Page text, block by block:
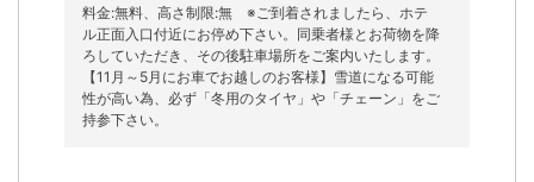
料金:無料、高さ制限:無 ※ご到着されましたら、ホテ
ル正面入口付近にお停め下さい。同乗者様とお荷物を降
ろしていただき、その後駐車場所をご案内いたします。
【11月～5月にお車でお越しのお客様】雪道になる可能
性が高い為、必ず「冬用のタイヤ」や「チェーン」をご
持参下さい。